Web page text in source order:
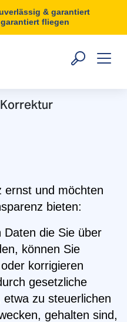
& garantiert
fliegen
ernst und möchten
bieten:
Daten die Sie über
können Sie
korrigieren
gesetzliche
zu steuerlichen
gehalten sind,